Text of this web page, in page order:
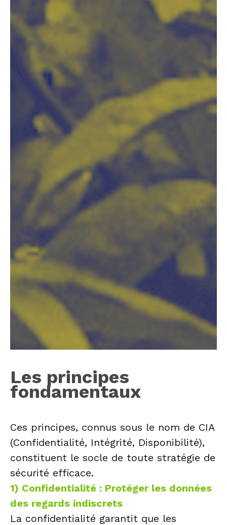
Les principes
fondamentaux
Ces principes, connus sous le nom de CIA
(Confidentialité, Intégrité, Disponibilité),
constituent le socle de toute stratégie de
sécurité efficace.
1) Confidentialité : Protéger les données
des regards indiscrets
La confidentialité garantit que les